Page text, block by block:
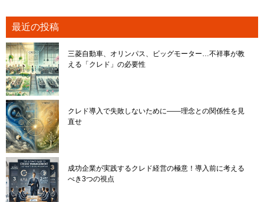
最近の投稿
三菱自動車、オリンパス、ビッグモーター…不祥事が教
える「クレド」の必要性
クレド導入で失敗しないために――理念との関係性を見
直せ
成功企業が実践するクレド経営の極意！導入前に考える
べき3つの視点